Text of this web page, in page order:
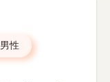
男性